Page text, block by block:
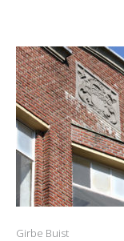
Girbe Buist